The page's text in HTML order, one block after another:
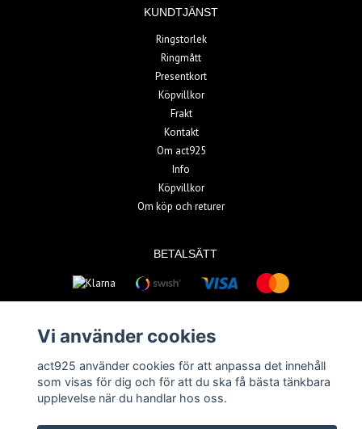
KUNDTJÄNST
Ringstorlek
Ringmått
Presentkort
Köpvillkor
Frakt
Kontakt
Om act925
Info
Köpvillkor
Om köp och returer
BETALSÄTT
© Copyright 2026 act925
Powered by Quickbutik
Vi använder cookies
act925 använder cookies för att anpassa det innehåll
som visas för dig och för att du ska få bästa tänkbara
upplevelse när du handlar hos oss.